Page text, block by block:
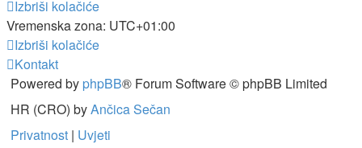
Izbriši kolačiće
Vremenska zona: UTC+01:00
Izbriši kolačiće
Kontakt
Powered by phpBB® Forum Software © phpBB Limited
HR (CRO) byAnčica Sečan
Privatnost | Uvjeti